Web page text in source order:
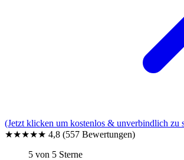
(Jetzt klicken um kostenlos & unverbindlich zu
★★★★★ 4,8 (557 Bewertungen)
5 von 5 Sterne